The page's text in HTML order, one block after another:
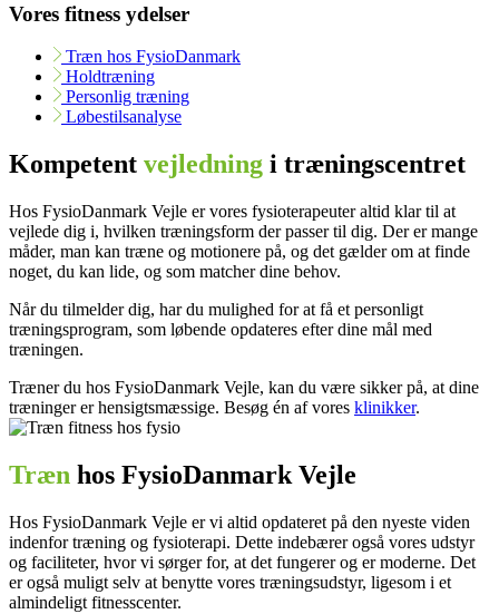
Vores fitness ydelser
Træn hos FysioDanmark
Holdtræning
Personlig træning
Løbestilsanalyse
Kompetent vejledning i træningscentret
Hos FysioDanmark Vejle er vores fysioterapeuter altid klar til at
vejlede dig i, hvilken træningsform der passer til dig. Der er mange
måder, man kan træne og motionere på, og det gælder om at finde
noget, du kan lide, og som matcher dine behov.
Når du tilmelder dig, har du mulighed for at få et personligt
træningsprogram, som løbende opdateres efter dine mål med
træningen.
Træner du hos FysioDanmark Vejle, kan du være sikker på, at dine
træninger er hensigtsmæssige. Besøg én af vores klinikker.
Træn hos FysioDanmark Vejle
Hos FysioDanmark Vejle er vi altid opdateret på den nyeste viden
indenfor træning og fysioterapi. Dette indebærer også vores udstyr
og faciliteter, hvor vi sørger for, at det fungerer og er moderne. Det
er også muligt selv at benytte vores træningsudstyr, ligesom i et
almindeligt fitnesscenter.